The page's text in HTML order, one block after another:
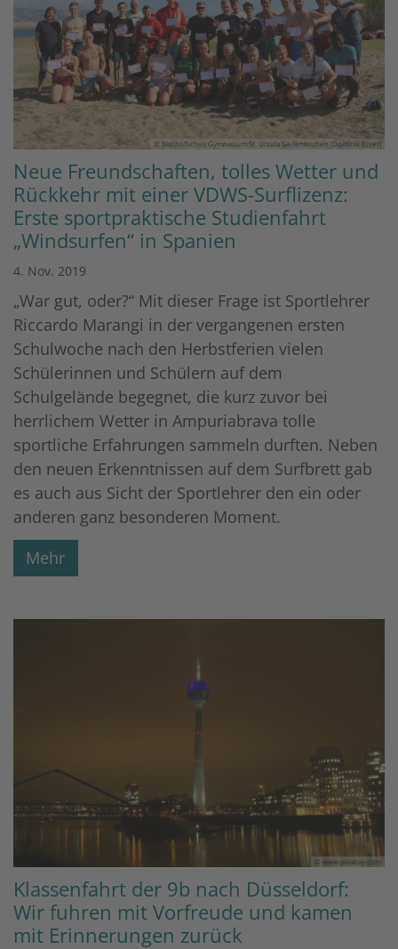
© Bischöfliches Gymnasium St. Ursula Geilenkirchen (Dominik Esser)
Neue Freundschaften, tolles Wetter und
Rückkehr mit einer VDWS-Surflizenz:
Erste sportpraktische Studienfahrt
„Windsurfen“ in Spanien
4. Nov. 2019
„War gut, oder?“ Mit dieser Frage ist Sportlehrer
Riccardo Marangi in der vergangenen ersten
Schulwoche nach den Herbstferien vielen
Schülerinnen und Schülern auf dem
Schulgelände begegnet, die kurz zuvor bei
herrlichem Wetter in Ampuriabrava tolle
sportliche Erfahrungen sammeln durften. Neben
den neuen Erkenntnissen auf dem Surfbrett gab
es auch aus Sicht der Sportlehrer den ein oder
anderen ganz besonderen Moment.
Mehr
© www.pixabay.com
Klassenfahrt der 9b nach Düsseldorf:
Wir fuhren mit Vorfreude und kamen
mit Erinnerungen zurück